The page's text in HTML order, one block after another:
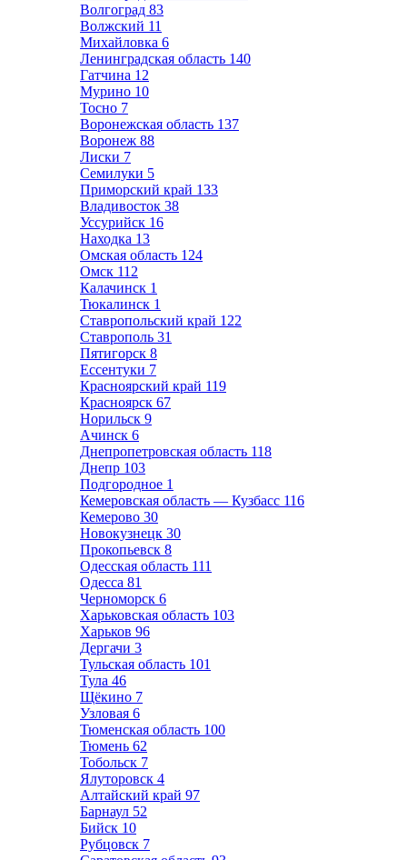
Волгоград 83
Волжский 11
Михайловка 6
Ленинградская область 140
Гатчина 12
Мурино 10
Тосно 7
Воронежская область 137
Воронеж 88
Лиски 7
Семилуки 5
Приморский край 133
Владивосток 38
Уссурийск 16
Находка 13
Омская область 124
Омск 112
Калачинск 1
Тюкалинск 1
Ставропольский край 122
Ставрополь 31
Пятигорск 8
Ессентуки 7
Красноярский край 119
Красноярск 67
Норильск 9
Ачинск 6
Днепропетровская область 118
Днепр 103
Подгородное 1
Кемеровская область — Кузбасс 116
Кемерово 30
Новокузнецк 30
Прокопьевск 8
Одесская область 111
Одесса 81
Черноморск 6
Харьковская область 103
Харьков 96
Дергачи 3
Тульская область 101
Тула 46
Щёкино 7
Узловая 6
Тюменская область 100
Тюмень 62
Тобольск 7
Ялуторовск 4
Алтайский край 97
Барнаул 52
Бийск 10
Рубцовск 7